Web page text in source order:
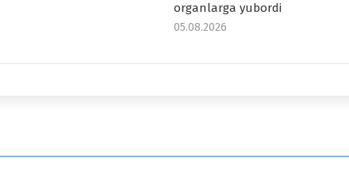
organlarga yubordi
05.08.2026